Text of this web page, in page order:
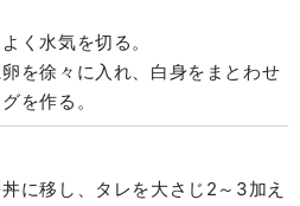
く水気を切る。
を徐々に入れ、白身をまとわせ
を作る。
に移し、タレを大さじ2～3加え